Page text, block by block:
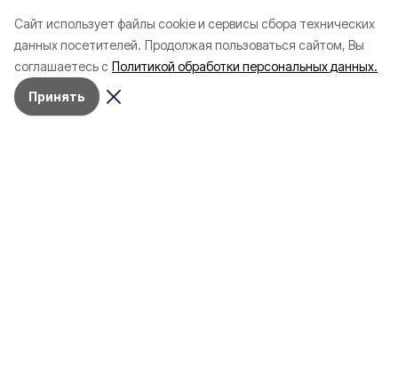
Cайт использует файлы cookie и сервисы сбора технических
данных посетителей. Продолжая пользоваться сайтом, Вы
соглашаетесь с Политикой обработки персональных данных.
Принять
Белгородской области с
начала года
в Белгородскую
пять лет